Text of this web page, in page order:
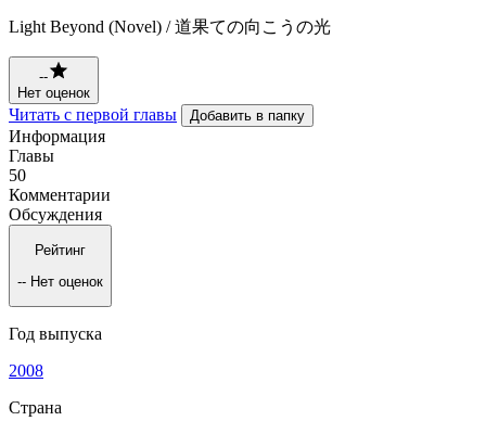
Light Beyond (Novel) / 道果ての向こうの光
--
Нет оценок
Читать с первой главы Добавить в папку
Информация
Главы
50
Комментарии
Обсуждения
Рейтинг
-- Нет оценок
Год выпуска
2008
Страна